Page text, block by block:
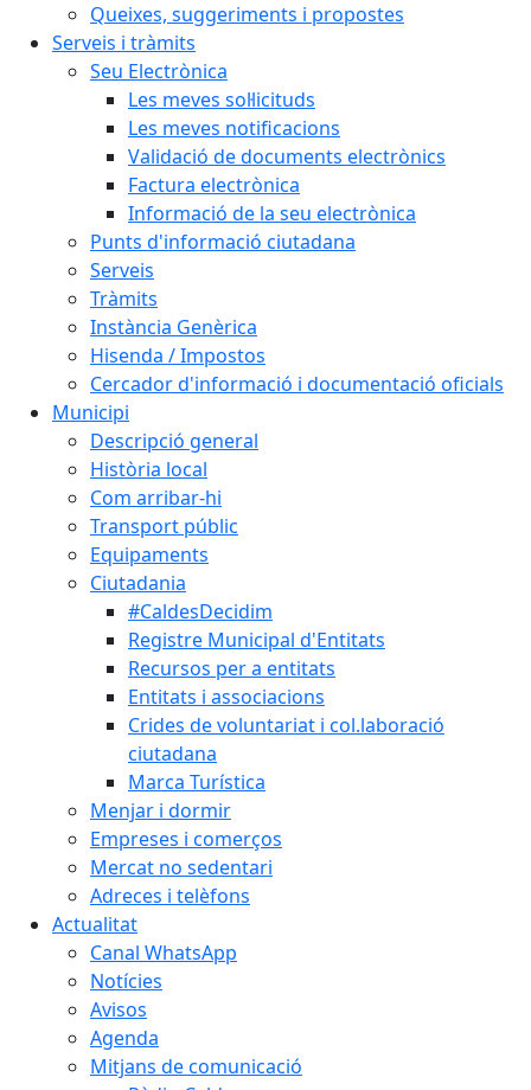
Queixes, suggeriments i propostes
Serveis i tràmits
Seu Electrònica
Les meves sol·licituds
Les meves notificacions
Validació de documents electrònics
Factura electrònica
Informació de la seu electrònica
Punts d'informació ciutadana
Serveis
Tràmits
Instància Genèrica
Hisenda / Impostos
Cercador d'informació i documentació oficials
Municipi
Descripció general
Història local
Com arribar-hi
Transport públic
Equipaments
Ciutadania
#CaldesDecidim
Registre Municipal d'Entitats
Recursos per a entitats
Entitats i associacions
Crides de voluntariat i col.laboració
ciutadana
Marca Turística
Menjar i dormir
Empreses i comerços
Mercat no sedentari
Adreces i telèfons
Actualitat
Canal WhatsApp
Notícies
Avisos
Agenda
Mitjans de comunicació